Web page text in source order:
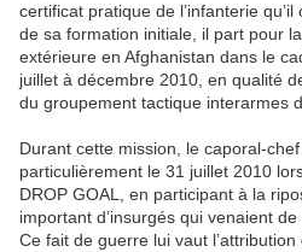
certificat pratique de l’infanterie qu’il
de sa formation initiale, il part pour
extérieure en Afghanistan dans le
juillet à décembre 2010, en qualité
du groupement tactique interarmes
Durant cette mission, le caporal-
particulièrement le 31 juillet 2010
DROP GOAL, en participant à la
important d’insurgés qui venaient
Ce fait de guerre lui vaut